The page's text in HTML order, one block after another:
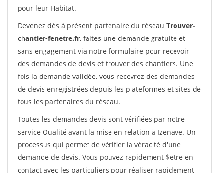
pour leur Habitat.
Devenez dès à présent partenaire du réseau Trouver-
chantier-fenetre.fr, faites une demande gratuite et
sans engagement via notre formulaire pour recevoir
des demandes de devis et trouver des chantiers. Une
fois la demande validée, vous recevrez des demandes
de devis enregistrées depuis les plateformes et sites de
tous les partenaires du réseau.
Toutes les demandes devis sont vérifiées par notre
service Qualité avant la mise en relation à Izenave. Un
processus qui permet de vérifier la véracité d'une
demande de devis. Vous pouvez rapidement $etre en
contact avec les particuliers pour réaliser rapidement